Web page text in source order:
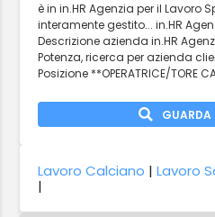
è in in.HR Agenzia per il Lavoro
interamente gestito... in.HR
Descrizione azienda in.HR
Potenza, ricerca per azienda
Posizione **OPERATRICE/TORE
Lavoro Calciano |Lavoro
|